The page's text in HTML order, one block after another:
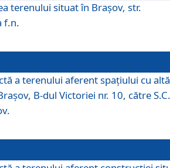
terenului situat în Braşov, str.
f.n.
a terenului aferent spaţiului cu altă
B-dul Victoriei nr. 10, către S.C.